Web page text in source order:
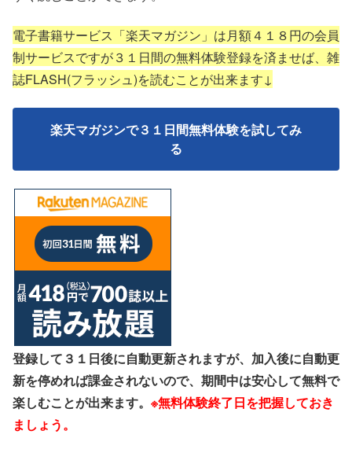
電子書籍サービス「楽天マガジン」は月額４１８円の会員
制サービスですが３１日間の無料体験登録を済ませば、雑
誌FLASH(フラッシュ)を読むことが出来ます↓
楽天マガジンで３１日間無料体験を試してみ
る
登録して３１日後に自動更新されますが、加入後に自動更
新を停めれば課金されないので、期間中は安心して無料で
楽しむことが出来ます。 ※無料体験終了日を把握しておき
ましょう。